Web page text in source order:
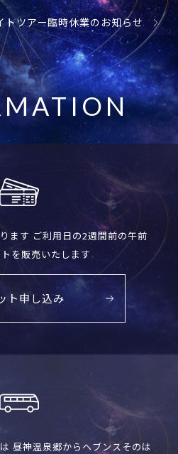
トツアー臨時休業のお知らせ
MATION
ます ご利用日の2週間前の午前
を販売いたします
ト申し込み
昼神温泉郷からヘブンスそのは